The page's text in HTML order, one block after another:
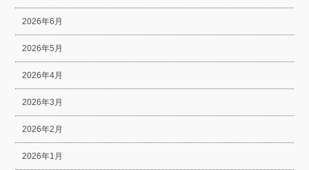
2026年6月
2026年5月
2026年4月
2026年3月
2026年2月
2026年1月